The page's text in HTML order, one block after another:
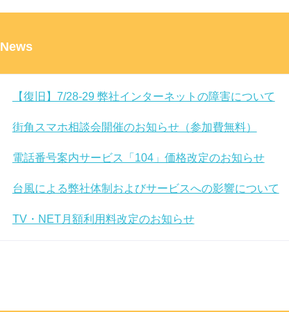
News
【復旧】7/28-29 弊社インターネットの障害について
街角スマホ相談会開催のお知らせ（参加費無料）
電話番号案内サービス「104」価格改定のお知らせ
台風による弊社体制およびサービスへの影響について
TV・NET月額利用料改定のお知らせ